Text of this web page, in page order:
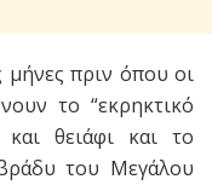
μήνες πριν όπου οι
το “εκρηκτικό
θειάφι και το
του Μεγάλου